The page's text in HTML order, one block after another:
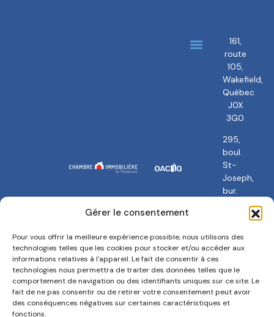
Gérer le consentement
Pour vous offrir la meilleure expérience possible, nous utilisons des
technologies telles que les cookies pour stocker et/ou accéder aux
informations relatives à l'appareil. Le fait de consentir à ces
technologies nous permettra de traiter des données telles que le
comportement de navigation ou des identifiants uniques sur ce site. Le
fait de ne pas consentir ou de retirer votre consentement peut avoir
des conséquences négatives sur certaines caractéristiques et
fonctions.
161,
route
105,
Wakefield,
Québec
J0X
3G0
295,
boul.
St-
Joseph,
bur.
Gatineau,
J8Y